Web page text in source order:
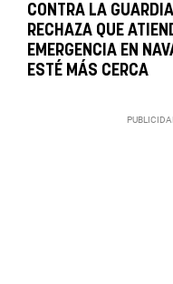
CONTRA LA
RECHAZA QUE
EMERGENCIA EN
ESTÉ MÁS CERCA